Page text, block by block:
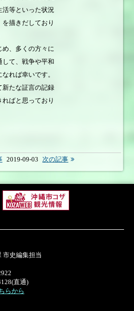
等といった状況
描きだしており
、多くの方々に
して、戦争や平和
れば幸いです。
新たな証言の記録
ばと思っており
2019-09-03 次の記事
史編集担当
直通)
らから